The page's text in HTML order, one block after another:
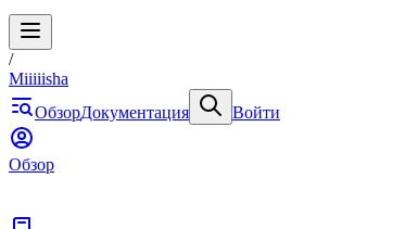
/
Miiiiisha
ОбзорДокументация Войти
Обзор